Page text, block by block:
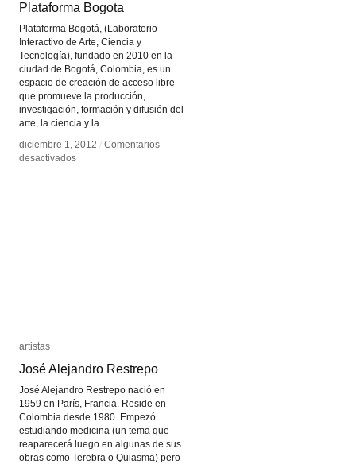
Plataforma Bogota
Plataforma Bogotá, (Laboratorio
Interactivo de Arte, Ciencia y
Tecnología), fundado en 2010 en la
ciudad de Bogotá, Colombia, es un
espacio de creación de acceso libre
que promueve la producción,
investigación, formación y difusión del
arte, la ciencia y la
diciembre 1, 2012 / Comentarios
desactivadosen
Plataforma Bogota
diciembre 1, 2012 / Comentarios
desactivadosen
artistas
José Alejandro Restrepo
José Alejandro Restrepo nació en
1959 en París, Francia. Reside en
Colombia desde 1980. Empezó
estudiando medicina (un tema que
reaparecerá luego en algunas de sus
obras como Terebra o Quiasma) pero
artistas
José Alejandro Restrepo